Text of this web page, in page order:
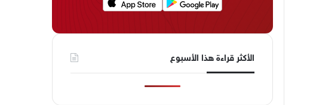
الأكثر قراءة هذا الأسبوع